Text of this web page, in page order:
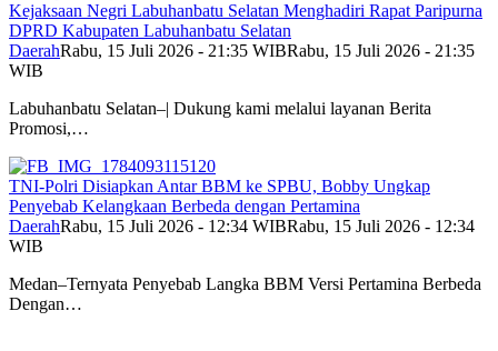
Kejaksaan Negri Labuhanbatu Selatan Menghadiri Rapat Paripurna
DPRD Kabupaten Labuhanbatu Selatan
DaerahRabu, 15 Juli 2026 - 21:35 WIBRabu, 15 Juli 2026 - 21:35
WIB
Labuhanbatu Selatan–| Dukung kami melalui layanan Berita
Promosi,…
TNI-Polri Disiapkan Antar BBM ke SPBU, Bobby Ungkap
Penyebab Kelangkaan Berbeda dengan Pertamina
DaerahRabu, 15 Juli 2026 - 12:34 WIBRabu, 15 Juli 2026 - 12:34
WIB
Medan–Ternyata Penyebab Langka BBM Versi Pertamina Berbeda
Dengan…